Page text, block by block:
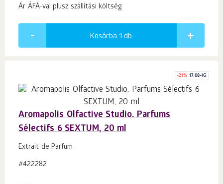
Ár ÁFÁ-val plusz szállítási költség
Kosárba 1 db.
-21% 17.08-IG
Aromapolis Olfactive Studio. Parfums
Sélectifs 6 SEXTUM, 20 ml
Extrait de Parfum
#422282